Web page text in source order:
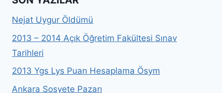
Nejat Uygur Öldümü
2013 – 2014 Açık Öğretim Fakültesi Sınav
Tarihleri
2013 Ygs Lys Puan Hesaplama Ösym
Ankara Sosyete Pazarı